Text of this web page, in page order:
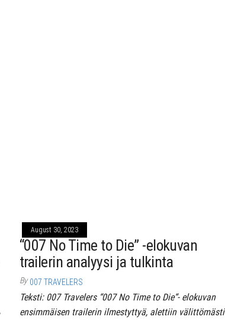
August 30, 2023
“007 No Time to Die” -elokuvan
trailerin analyysi ja tulkinta
By 007 TRAVELERS
Teksti: 007 Travelers “007 No Time to Die“- elokuvan
ensimmäisen trailerin ilmestyttyä, alettiin välittömästi